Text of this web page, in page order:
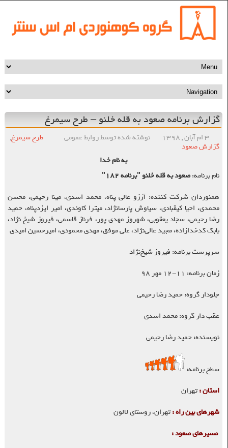
گزارش برنامه صعود به قله خلنو – طرح سیمرغ
۳ ام آبان , ۱۳۹۸ نوشته شده توسط روابط عمومی طرح سیمرغ,
گزارش صعود
به نام خدا
نام برنامه:صعود به قله خلنو "برنامه ۱۸۲"
همنوردان شرکت کننده: آرزو عالی پناه، محمد اسدی، مینا رحیمی، محسن
محمدی، احیا کیقبادی، سیاوش پارسانژاد، میترا کاوندی، امیر ایزدپناه، حمید
رضا رحیمی، سجاد یعقوبی، شهروز مهدی پور، فرناز قاسمی، فیروز شیخ نژاد،
بابک کدخدازاده، مجید عالی‌نژاد، علی موفق، مهدی محمودی، امیرحسین امیدی
سرپرست برنامه: فیروز شیخ‌نژاد
زمان برنامه: ۱۱-۱۲ مهر ۹۸
جلودار گروه: حمید رضا رحیمی
عقب دار گروه: محمد اسدی
نویسنده: حمید رضا رحیمی
سطح برنامه:
استان : تهران
شهرهای بین راه :تهران، روستای لالون
مسیرهای صعود :